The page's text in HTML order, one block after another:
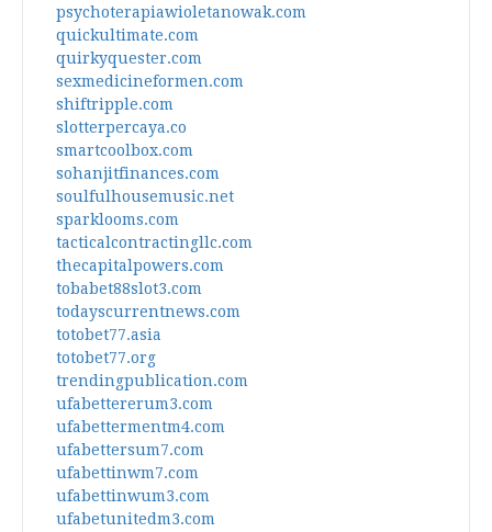
psychoterapiawioletanowak.com
quickultimate.com
quirkyquester.com
sexmedicineformen.com
shiftripple.com
slotterpercaya.co
smartcoolbox.com
sohanjitfinances.com
soulfulhousemusic.net
sparklooms.com
tacticalcontractingllc.com
thecapitalpowers.com
tobabet88slot3.com
todayscurrentnews.com
totobet77.asia
totobet77.org
trendingpublication.com
ufabettererum3.com
ufabettermentm4.com
ufabettersum7.com
ufabettinwm7.com
ufabettinwum3.com
ufabetunitedm3.com